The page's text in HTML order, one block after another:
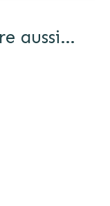
aussi…